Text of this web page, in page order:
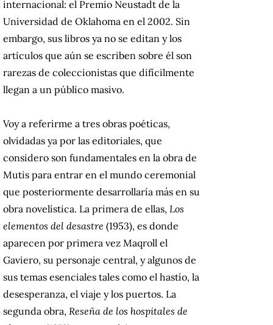
internacional: el Premio Neustadt de la
Universidad de Oklahoma en el 2002. Sin
embargo, sus libros ya no se editan y los
artículos que aún se escriben sobre él son
rarezas de coleccionistas que difícilmente
llegan a un público masivo.
Voy a referirme a tres obras poéticas,
olvidadas ya por las editoriales, que
considero son fundamentales en la obra de
Mutis para entrar en el mundo ceremonial
que posteriormente desarrollaría más en su
obra novelística. La primera de ellas, Los
elementos del desastre (1953), es donde
aparecen por primera vez Maqroll el
Gaviero, su personaje central, y algunos de
sus temas esenciales tales como el hastío, la
desesperanza, el viaje y los puertos. La
segunda obra, Reseña de los hospitales de